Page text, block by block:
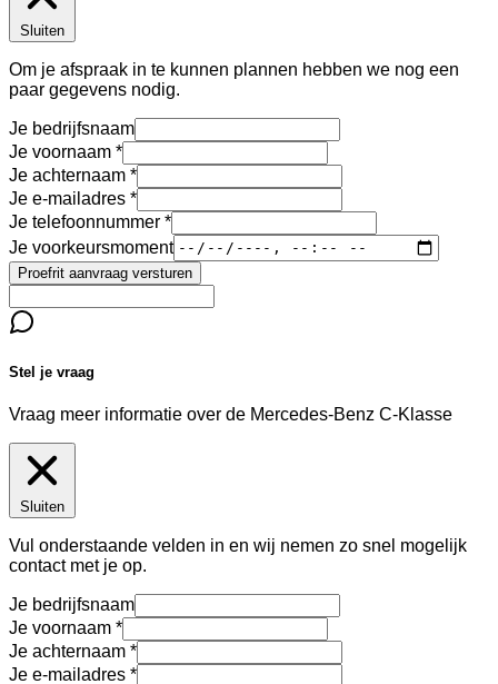
Sluiten
Om je afspraak in te kunnen plannen hebben we nog een
paar gegevens nodig.
Je bedrijfsnaam
Je voornaam
Je achternaam
Je e-mailadres
Je telefoonnummer
Je voorkeursmoment
Proefrit aanvraag versturen
Stel je vraag
Vraag meer informatie over de Mercedes-Benz C-Klasse
Sluiten
Vul onderstaande velden in en wij nemen zo snel mogelijk
contact met je op.
Je bedrijfsnaam
Je voornaam
Je achternaam
Je e-mailadres